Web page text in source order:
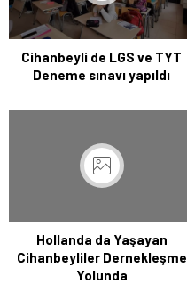
Cihanbeyli de LGS ve TYT
Deneme sınavı yapıldı
Hollanda da Yaşayan
Cihanbeyliler Dernekleşme
Yolunda